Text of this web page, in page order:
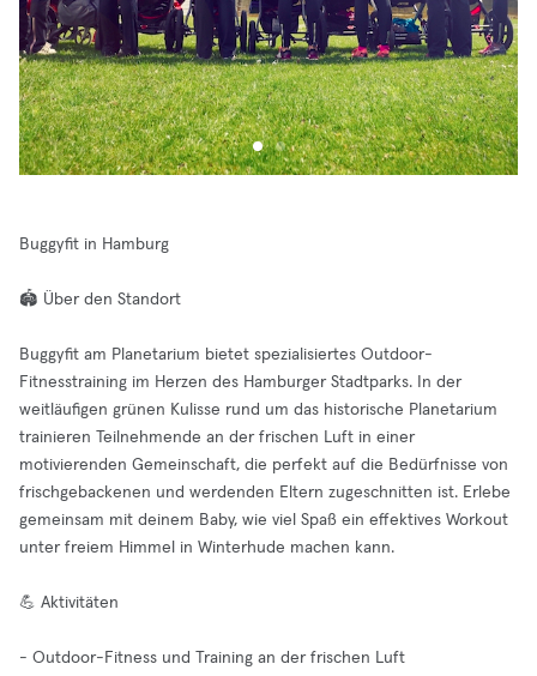
Buggyfit in Hamburg
🏟️ Über den Standort
Buggyfit am Planetarium bietet spezialisiertes Outdoor-
Fitnesstraining im Herzen des Hamburger Stadtparks. In der
weitläufigen grünen Kulisse rund um das historische Planetarium
trainieren Teilnehmende an der frischen Luft in einer
motivierenden Gemeinschaft, die perfekt auf die Bedürfnisse von
frischgebackenen und werdenden Eltern zugeschnitten ist. Erlebe
gemeinsam mit deinem Baby, wie viel Spaß ein effektives Workout
unter freiem Himmel in Winterhude machen kann.
💪 Aktivitäten
- Outdoor-Fitness und Training an der frischen Luft